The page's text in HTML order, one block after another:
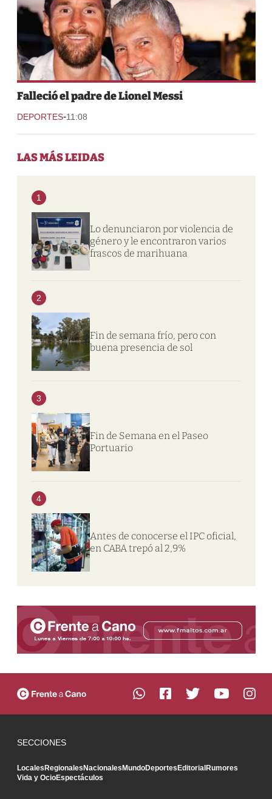
Falleció el padre de Lionel Messi
DEPORTES-11:08
LAS MÁS LEIDAS
1
Lo denunciaron por violencia de
género y le encontraron varios
frascos de marihuana
2
Fin de semana frío, pero con
buena presencia de sol
3
Fin de Semana en el Paseo
Portuario
4
Antes de conocerse el IPC oficial,
en CABA trepó al 2,9%
SECCIONES
LocalesRegionalesNacionalesMundoDeportesEditorialRumores
Vida y OcioEspectáculos